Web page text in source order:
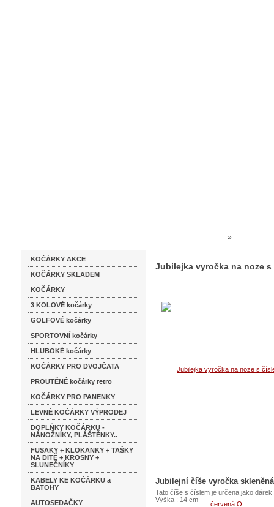
KOČÁRKY AKCE
KOČÁRKY SKLADEM
KOČÁRKY
3 KOLOVÉ kočárky
GOLFOVÉ kočárky
SPORTOVNÍ kočárky
HLUBOKÉ kočárky
KOČÁRKY PRO DVOJČATA
PROUTĚNÉ kočárky retro
KOČÁRKY PRO PANENKY
LEVNÉ KOČÁRKY VÝPRODEJ
DOPLŇKY KOČÁRKU -
NÁNOŽNÍKY, PLÁŠTĚNKY..
FUSAKY + KLOKANKY + TAŠKY
NA DITĚ + KROSNY +
SLUNEČNÍKY
KABELY KE KOČÁRKU a
BATOHY
AUTOSEDAČKY
»
Jubilejka vyročka na noze s
Jubilejka vyročka na noze s
Jubilejní číše vyročka
Tato číše s číslem je určena jako
Výška : 14 cm